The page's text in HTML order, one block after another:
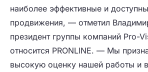
наиболее эффективные и
продвижения, — отметил
президент группы компаний Pro-
относится PRONLINE. — Мы
высокую оценку нашей работы и